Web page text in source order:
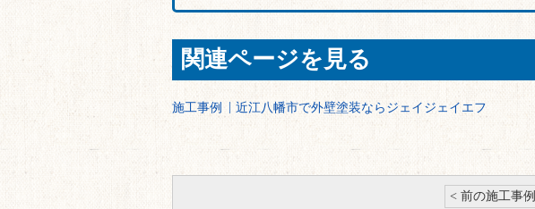
関連ページを見る
施工事例 近江八幡市で外壁塗装ならジェイジェイエフ
< 前の施工事